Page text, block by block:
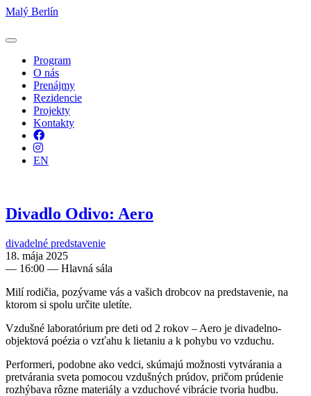
Malý Berlín
Program
O nás
Prenájmy
Rezidencie
Projekty
Kontakty
Facebook
Instagram
EN
Divadlo Odivo: Aero
divadelné predstavenie
18. mája 2025
— 16:00 — Hlavná sála
Milí rodičia, pozývame vás a vašich drobcov na predstavenie, na
ktorom si spolu určite uletíte.
Vzdušné laboratórium pre deti od 2 rokov – Aero je divadelno-
objektová poézia o vzťahu k lietaniu a k pohybu vo vzduchu.
Performeri, podobne ako vedci, skúmajú možnosti vytvárania a
pretvárania sveta pomocou vzdušných prúdov, pričom prúdenie
rozhýbava rôzne materiály a vzduchové vibrácie tvoria hudbu.